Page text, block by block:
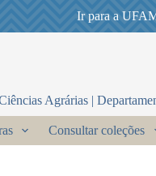
Ir para a
Agrárias |
Consultar coleções